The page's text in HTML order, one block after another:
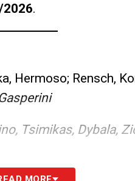
2026.
Hermoso; Rensch,
Tsimikas, Dybala,